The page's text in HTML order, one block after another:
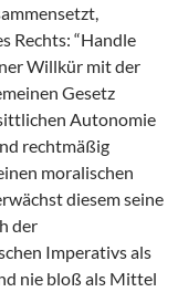
Rechts: “Handle
Willkür mit der
Gesetz
Autonomie
rechtmäßig
moralischen
diesem seine
der
Imperativs als
nie bloß als Mittel